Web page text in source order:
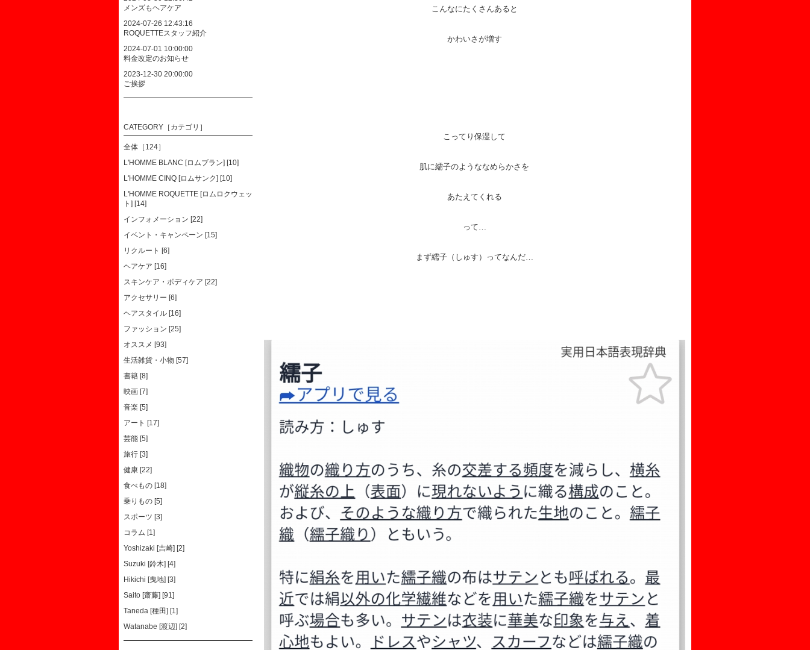
こんなにたくさんあると
かわいさが増す
こってり保湿して
肌に繻子のようななめらかさを
あたえてくれる
って…
まず繻子（しゅす）ってなんだ…
メンズもヘアケア
2024-07-26 12:43:16
ROQUETTEスタッフ紹介
2024-07-01 10:00:00
料金改定のお知らせ
2023-12-30 20:00:00
ご挨拶
CATEGORY［カテゴリ］
全体［124］
L'HOMME BLANC [ロムブラン] [10]
L'HOMME CINQ [ロムサンク] [10]
L'HOMME ROQUETTE [ロムロクウェッ
ト] [14]
インフォメーション [22]
イベント・キャンペーン [15]
リクルート [6]
ヘアケア [16]
スキンケア・ボディケア [22]
アクセサリー [6]
ヘアスタイル [16]
ファッション [25]
オススメ [93]
生活雑貨・小物 [57]
書籍 [8]
映画 [7]
音楽 [5]
アート [17]
芸能 [5]
旅行 [3]
健康 [22]
食べもの [18]
乗りもの [5]
スポーツ [3]
コラム [1]
Yoshizaki [吉崎] [2]
Suzuki [鈴木] [4]
Hikichi [曳地] [3]
Saito [齋藤] [91]
Taneda [種田] [1]
Watanabe [渡辺] [2]